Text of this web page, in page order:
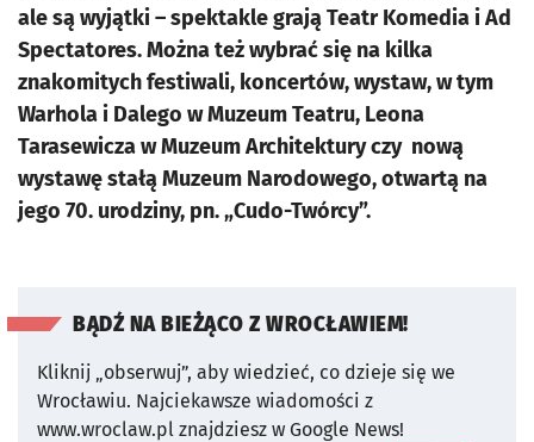
ale są wyjątki – spektakle grają Teatr Komedia i Ad
Spectatores. Można też wybrać się na kilka
znakomitych festiwali, koncertów, wystaw, w tym
Warhola i Dalego w Muzeum Teatru, Leona
Tarasewicza w Muzeum Architektury czy nową
wystawę stałą Muzeum Narodowego, otwartą na
jego 70. urodziny, pn. „Cudo-Twórcy”.
BĄDŹ NA BIEŻĄCO Z WROCŁAWIEM!
Kliknij „obserwuj”, aby wiedzieć, co dzieje się we
Wrocławiu. Najciekawsze wiadomości z
www.wroclaw.pl znajdziesz w Google News!